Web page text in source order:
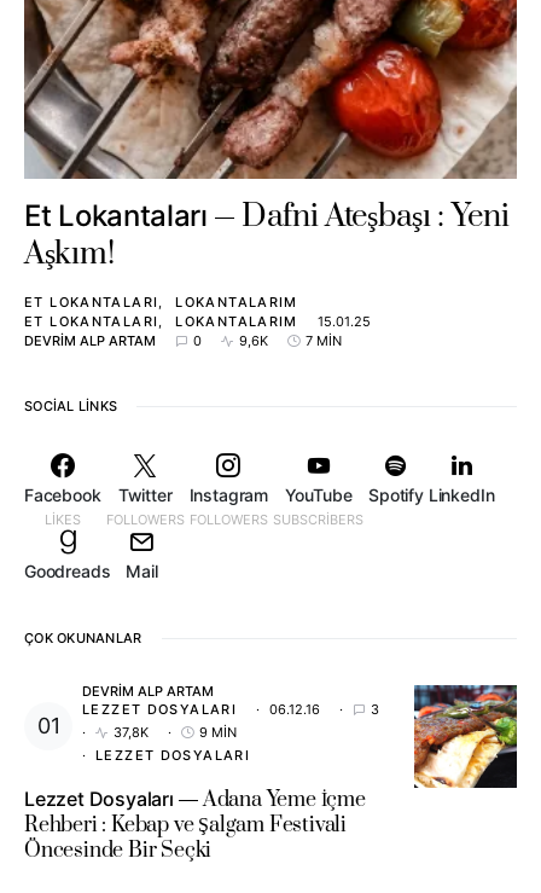
Et Lokantaları
Dafni Ateşbaşı : Yeni
Aşkım!
ET LOKANTALARI
LOKANTALARIM
ET LOKANTALARI
LOKANTALARIM
15.01.25
DEVRIM ALP ARTAM
0 9,6K 7 MIN
SOCIAL LINKS
Facebook
LIKES
Twitter
FOLLOWERS
Instagram
FOLLOWERS
YouTube
SUBSCRIBERS
Spotify LinkedIn
Goodreads Mail
ÇOK OKUNANLAR
DEVRIM ALP ARTAM
LEZZET DOSYALARI
06.12.16
3
37,8K
9 MIN
LEZZET DOSYALARI
Lezzet Dosyaları
Adana Yeme İçme
Rehberi : Kebap ve Şalgam Festivali
Öncesinde Bir Seçki